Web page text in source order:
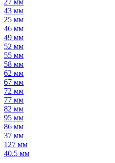
27 мм
43 мм
25 мм
46 мм
49 мм
52 мм
55 мм
58 мм
62 мм
67 мм
72 мм
77 мм
82 мм
95 мм
86 мм
37 мм
127 мм
40.5 мм